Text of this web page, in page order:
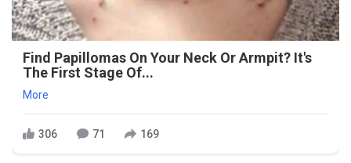
Find Papillomas On Your Neck Or Armpit? It's
The First Stage Of...
More
306 71 169